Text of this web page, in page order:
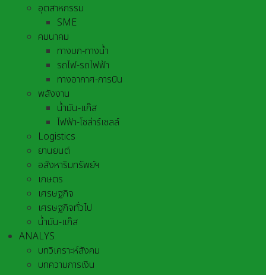
อุตสาหกรรม
SME
คมนาคม
ทางบก-ทางน้ำ
รถไฟ-รถไฟฟ้า
ทางอากาศ-การบิน
พลังงาน
น้ำมัน-แก๊ส
ไฟฟ้า-โซล่าร์เซลล์
Logistics
ยานยนต์
อสังหาริมทรัพย์ฯ
เกษตร
เศรษฐกิจ
เศรษฐกิจทั่วไป
น้ำมัน-แก๊ส
ANALYS
บทวิเคราะห์สังคม
บทความการเงิน